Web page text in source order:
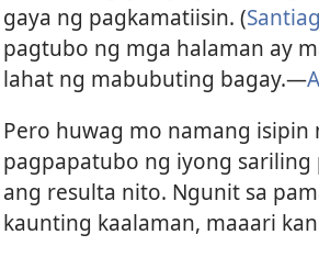
gaya ng pagkamatiisin. (
pagtubo ng mga halaman ay
lahat ng mabubuting bagay.​—
Pero huwag mo namang
pagpapatubo ng iyong
ang resulta nito. Ngunit sa
kaunting kaalaman, maaari